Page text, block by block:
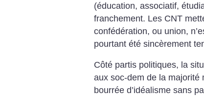
(éducation, associatif,
franchement. Les CNT
confédération, ou union,
pourtant été sincèrement
Côté partis politiques, la
aux soc-dem de la majorité
bourrée d’idéalisme sans